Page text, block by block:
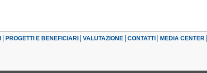
PROGETTI E BENEFICIARI VALUTAZIONE CONTATTI MEDIA CENTER